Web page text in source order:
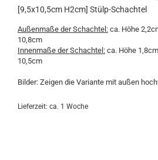
[9,5x10,5cm H2cm] Stülp-Schachtel
Außenmaße der Schachtel: ca. Höhe
10,8cm
Innenmaße der Schachtel: ca. Höhe
10,5cm
Bilder: Zeigen die Variante mit außen
Lieferzeit: ca. 1 Woche